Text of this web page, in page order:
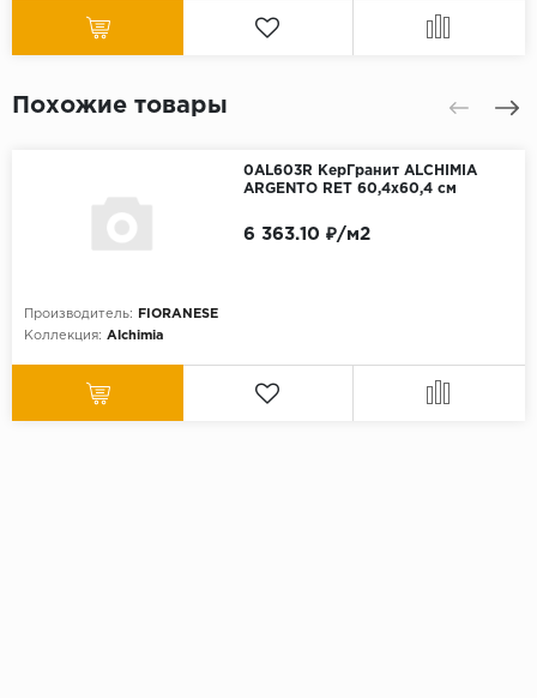
Похожие товары
0AL603R КерГранит ALCHIMIA
ARGENTO RET 60,4x60,4 см
Производитель:
FIORANESE
Коллекция: Alchimia
6 363.10 ₽/м2